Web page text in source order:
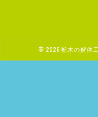
© 2026 栃木の解体工